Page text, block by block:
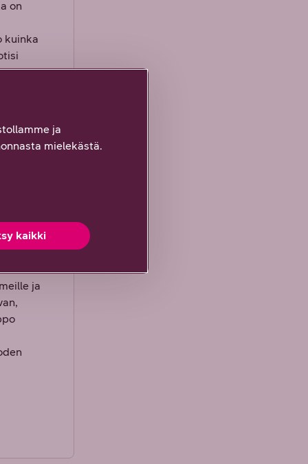
on
kuinka
ja
ja
mielekästä.
kaikki